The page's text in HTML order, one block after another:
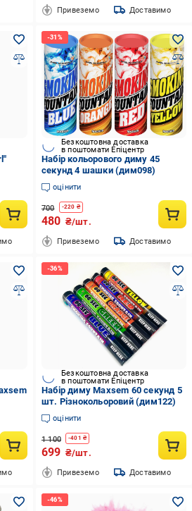
Привеземо Доставимо
Безкоштовна доставка
в поштомати Епіцентр
Набір кольорового диму 45
секунд 4 шашки (дим098)
оцінити
700 -220 ₴
480 ₴/шт.
Привеземо Доставимо
Безкоштовна доставка
в поштомати Епіцентр
Набір диму Maxsem 60 секунд 5
шт. Різнокольоровий (дим122)
оцінити
1 100 -401 ₴
699 ₴/шт.
Привеземо Доставимо